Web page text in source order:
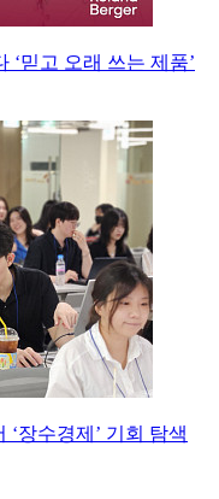
‘믿고 오래 쓰는 제품’
장수경제’ 기회 탐색